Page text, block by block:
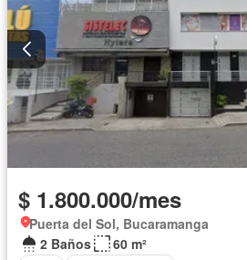
$ 1.800.000/mes
Puerta del Sol, Bucaramanga
2 Baños
60 m²